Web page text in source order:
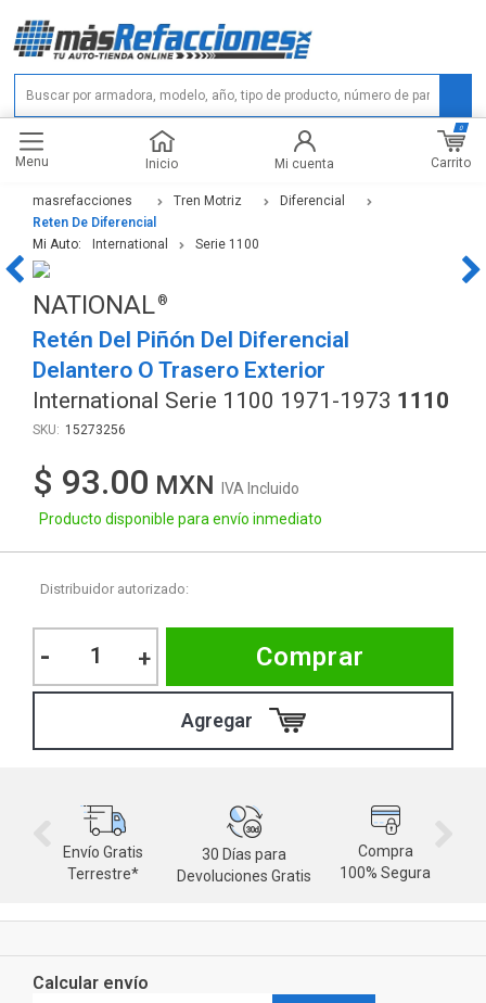
Menu Inicio Mi cuenta Carrito
0
masrefacciones Tren Motriz
Diferencial
Reten De Diferencial
Mi Auto:
International Serie 1100
NATIONAL
Retén Del Piñón Del Diferencial
Delantero O Trasero Exterior
International Serie 1100 1971-1973 1110
15273256
$ 93.00
IVA Incluido
Producto disponible para envío inmediato
Distribuidor autorizado:
- + Comprar
Envío Gratis
Terrestre*
30 Días para
Devoluciones Gratis
Compra
100% Segura
Calcular envío